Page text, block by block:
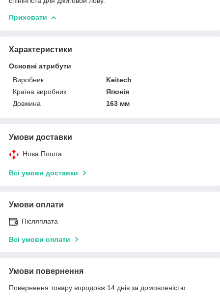
Приховати
Характеристики
Основні атрибути
Виробник
Keitech
Країна виробник
Японія
Довжина
163 мм
Умови доставки
Нова Пошта
Всі умови доставки
Умови оплати
Післяплата
Всі умови оплати
Умови повернення
Повернення товару впродовж 14 днів за домовленістю